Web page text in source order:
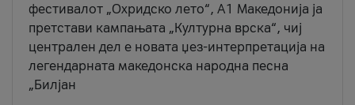
фестивалот „Охридско лето“, А1 Македонија ја
претстави кампањата „Културна врска“, чиј
централен дел е новата џез-интерпретација на
легендарната македонска народна песна
„Билјан